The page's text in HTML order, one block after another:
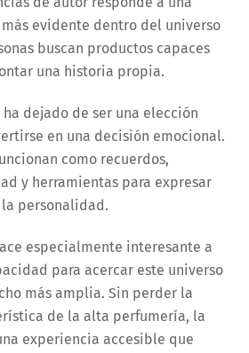
evidente dentro del universo
buscan productos capaces
una historia propia.
dejado de ser una elección
en una decisión emocional.
como recuerdos,
y herramientas para expresar
personalidad.
especialmente interesante a
para acercar este universo
más amplia. Sin perder la
de la alta perfumería, la
experiencia accesible que